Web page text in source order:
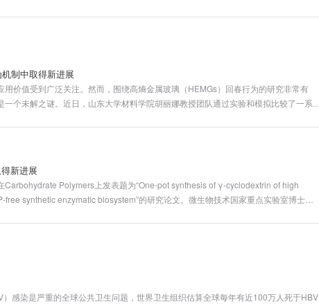
挑战性的转化。山东大学微生物技术国家重点实验室教授陈辉、李盛英为文章通讯作
制中取得新进展
价值受到广泛关注。然而，围绕高熵金属玻璃（HEMGs）回春行为的研究非常有
个未解之谜。近日，山东大学材料学院胡丽娜教授团队通过实验和模拟比较了一系列
型熵对回春行为的正向影响规律和调控机制。相关工作“Unique energy-storage
新进展
Polymers上发表题为“One-pot synthesis of γ-cyclodextrin of high
synthetic enzymatic biosystem”的研究论文。微生物技术国家重点实验室博士后
山东大学微生物技术国家重点实验室为第一完成单位和通讯作者单位。
感染是严重的全球公共卫生问题，世界卫生组织估算全球每年有近100万人死于HBV